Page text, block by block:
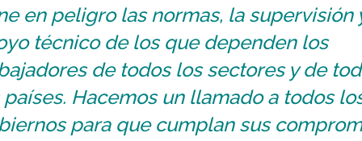
en peligro las normas, la supervisión
técnico de los que dependen los
de todos los sectores y de
Hacemos un llamado a todos
para que cumplan sus